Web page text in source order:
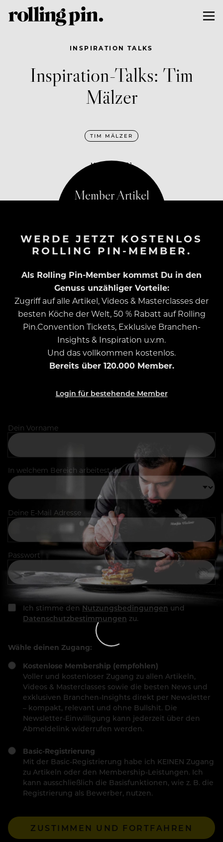
INSPIRATION TALKS
Inspiration-Talks: Tim
Mälzer
TIM MÄLZER
MAI 19, 2021
WERDE JETZT KOSTENLOS
ROLLING PIN-MEMBER.
Als Rolling Pin-Member kommst Du in den
Genuss unzähliger Vorteile:
Zugriff auf alle Artikel, Videos & Masterclasses der
besten Köche der Welt, 50 % Rabatt auf Rolling
Pin.Convention Tickets, Exklusive Branchen-
Insights & Inspiration u.v.m.
Und das vollkommen kostenlos.
Bereits über 120.000 Member.
Login für bestehende Member
Dein Vorname
In welchem Bereich arbeitest du
Deine E-Mail Adresse
Passwort
Ich stimme den Nutzungsbedingungen und
Datenschutzbestimmungen zu.
Wähle deinen Zugang:
Kostenlose Membership (empfohlen)
Voller und kostenloser Zugang zu allen Artikeln,
Videos & Masterclasses sowie die besten News und
exklusiven Branchen-Insights direkt per Newsletter
– kompakt, relevant und ohne Bullshit. Die
Newsletter-Einwilligung kann jederzeit über den
Abmeldelink widerrufen werden.
Basic-Registrierung
Mit der Basic-Registrierung habe ich KEINEN Zugang
zu Artikeln oder den Membership-Leistungen. Ich
kann ausschließlich die Basisfunktionen, wie z. B. die
Registrierung als Bewerber, nutzen.
ZUSTIMMEN UND FORTFAHREN